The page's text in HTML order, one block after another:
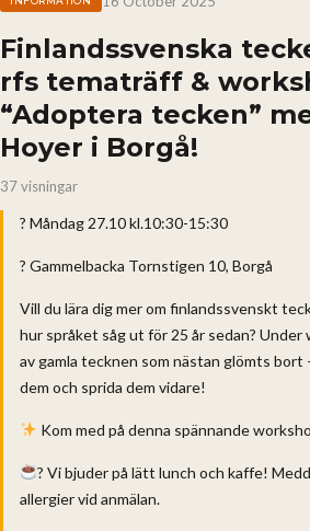
Finlandssvenska
rfs tematräff &
“Adoptera tecken”
Hoyer i Borgå!
37 visningar
? Måndag 27.10 kl.10:30-15:30
? Gammelbacka Tornstigen 10, Borgå
Vill du lära dig mer om finlandssvenskt
hur språket såg ut för 25 år sedan? Under
av gamla tecknen som nästan glömts bort
dem och sprida dem vidare!
Kom med på denna spännande
? Vi bjuder på lätt lunch och kaffe!
allergier vid anmälan.